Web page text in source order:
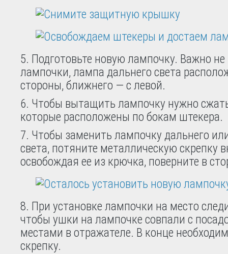
5. Подготовьте новую лампочку. Важно не
лампочки, лампа дальнего света
стороны, ближнего — с левой.
6. Чтобы вытащить лампочку нужно
которые расположены по бокам штекера.
7. Чтобы заменить лампочку дальнего
света, потяните металлическую скрепку
освобождая ее из крючка, поверните в
8. При установке лампочки на место
чтобы ушки на лампочке совпали с
местами в отражателе. В конце
скрепку.